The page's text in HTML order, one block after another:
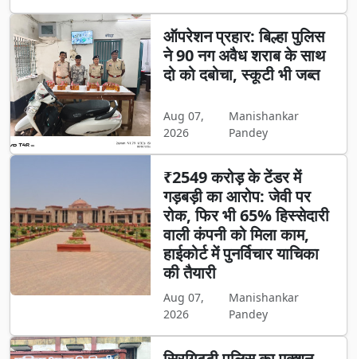
ऑपरेशन प्रहार: बिल्हा पुलिस
ने 90 नग अवैध शराब के साथ
दो को दबोचा, स्कूटी भी जब्त
Aug 07,
2026
Manishankar
Pandey
₹2549 करोड़ के टेंडर में
गड़बड़ी का आरोप: जेवी पर
रोक, फिर भी 65% हिस्सेदारी
वाली कंपनी को मिला काम,
हाईकोर्ट में पुनर्विचार याचिका
की तैयारी
Aug 07,
2026
Manishankar
Pandey